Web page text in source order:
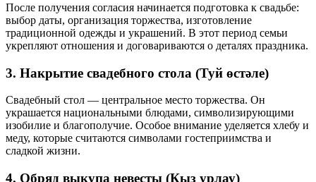
После получения согласия начинается подготовка к свадьбе:
выбор даты, организация торжества, изготовление
традиционной одежды и украшений. В этот период семьи
укрепляют отношения и договариваются о деталях праздника.
3. Накрытие свадебного стола (Туй өстәле)
Свадебный стол — центральное место торжества. Он
украшается национальными блюдами, символизирующими
изобилие и благополучие. Особое внимание уделяется хлебу и
меду, которые считаются символами гостеприимства и
сладкой жизни.
4. Обряд выкупа невесты (Кыз урлау)